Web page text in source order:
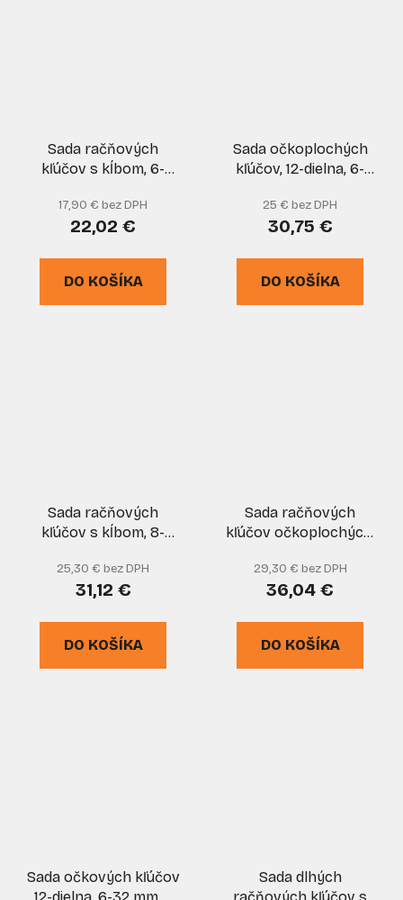
Sada račňových
kľúčov s kĺbom, 6-
mm), GEKO
17,90 € bez DPH
22,02 €
DO KOŠÍKA
Sada očkoplochých
kľúčov, 12-dielna, 6-
plátenom obale, GEKO
25 € bez DPH
30,75 €
DO KOŠÍKA
Sada račňových
kľúčov s kĺbom, 8-
25,30 € bez DPH
31,12 €
DO KOŠÍKA
Sada račňových
kľúčov očkoplochých,
10,11,12,13,14,15,16,17,18,19mm),
GEKO
29,30 € bez DPH
36,04 €
DO KOŠÍKA
Sada očkových kľúčov
Sada dlhých